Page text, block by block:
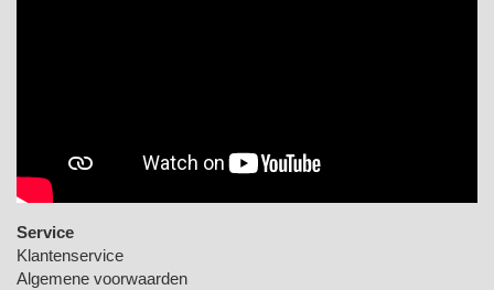
Service
Klantenservice
Algemene voorwaarden